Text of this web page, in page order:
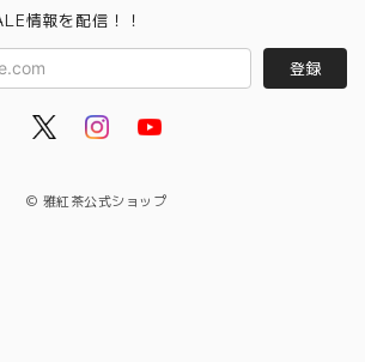
情報を配信！！
登録
© 雅紅茶公式ショップ